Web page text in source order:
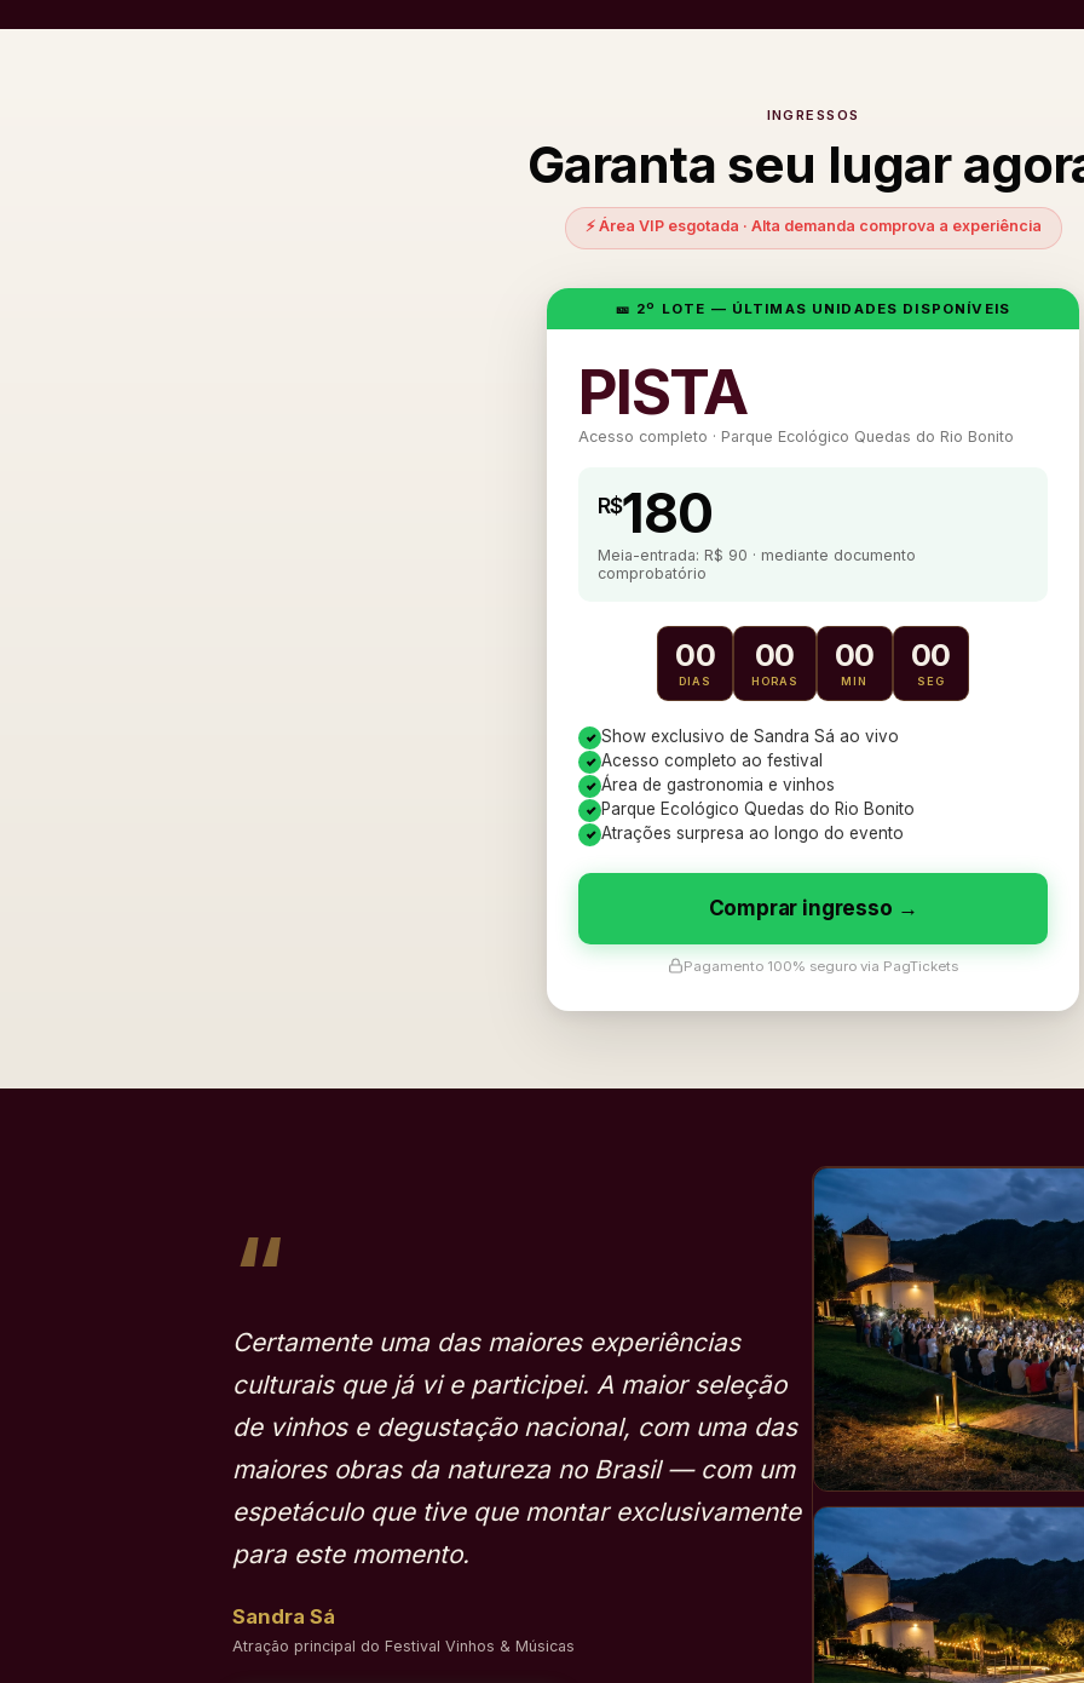
INGRESSOS
Garanta seu lugar
⚡ Área VIP esgotada · Alta demanda comprova a experiência
🎫 2º LOTE — ÚLTIMAS UNIDADES DISPONÍVEIS
PISTA
Acesso completo · Parque Ecológico Quedas do Rio Bonito
R$180
Meia-entrada: R$ 90 · mediante documento
comprobatório
00
DIAS
00
HORAS
00
MIN
00
SEG
Show exclusivo de Sandra Sá ao vivo
Acesso completo ao festival
Área de gastronomia e vinhos
Parque Ecológico Quedas do Rio Bonito
Atrações surpresa ao longo do evento
Comprar ingresso →
Pagamento 100% seguro via PagTickets
“
Certamente uma das maiores experiências
culturais que já vi e participei. A maior seleção
de vinhos e degustação nacional, com uma das
maiores obras da natureza no Brasil — com um
espetáculo que tive que montar exclusivamente
para este momento.
Sandra Sá
Atração principal do Festival Vinhos & Músicas